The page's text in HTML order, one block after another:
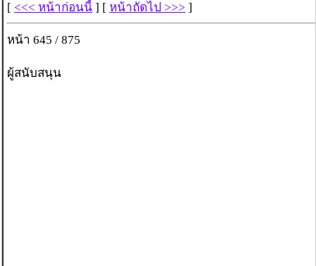
[ <<< หน้าก่อนนี้ ] [ หน้าถัดไป >>> ]
หน้า 645 / 875
ผู้สนับสนุน